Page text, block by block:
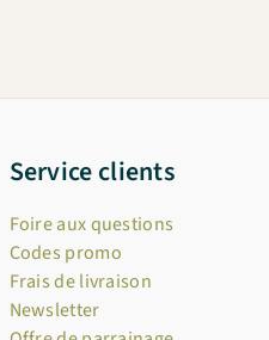
Service clients
Foire aux questions
Codes promo
Frais de livraison
Newsletter